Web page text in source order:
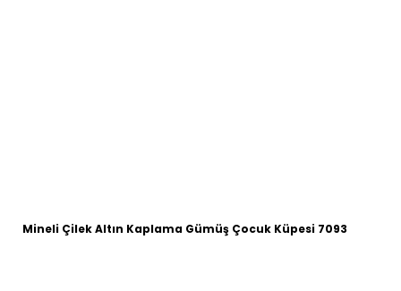
Mineli Çilek Altın Kaplama Gümüş Çocuk Küpesi 7093